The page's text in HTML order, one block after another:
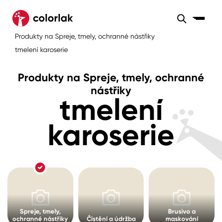
Maloobchod Velkoobchod Sortiment
Inspirace
Tónovací systémy
Kariéra Reference
Sortiment
Kov
Dřevo
Beton, asfalt, minerální podklady
Fasády
Tónovací systémy
Colorlak Dekor
Colorlak Profi
Colorlak Pta
Sortiment
Produkty na Spreje, tmely, ochranné nástřiky
tmelení karoserie
Produkty na Spreje, tmely, ochranné
nástřiky
tmelení
karoserie
Spreje, tmely,
ochranné nástřiky
Čistění a údržba
Brusivo a
maskování